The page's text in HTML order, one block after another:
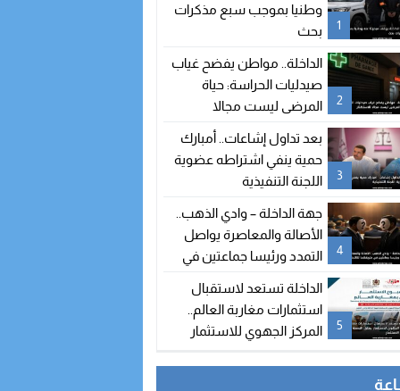
1
وطنيا بموجب سبع مذكرات
بحث
2
الداخلة.. مواطن يفضح غياب
صيدليات الحراسة: حياة
المرضى ليست مجالا
3
بعد تداول إشاعات.. أمبارك
حمية ينفي اشتراطه عضوية
اللجنة التنفيذية
4
جهة الداخلة – وادي الذهب..
الأصالة والمعاصرة يواصل
التمدد ورئيسا جماعتين في
5
الداخلة تستعد لاستقبال
استثمارات مغاربة العالم..
المركز الجهوي للاستثمار